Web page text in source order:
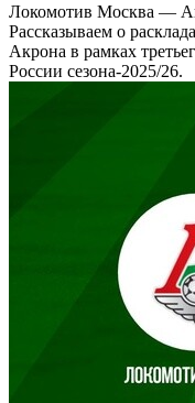
Локомотив Москва ―
Рассказываем о
Акрона в рамках
России сезона-2025/26.